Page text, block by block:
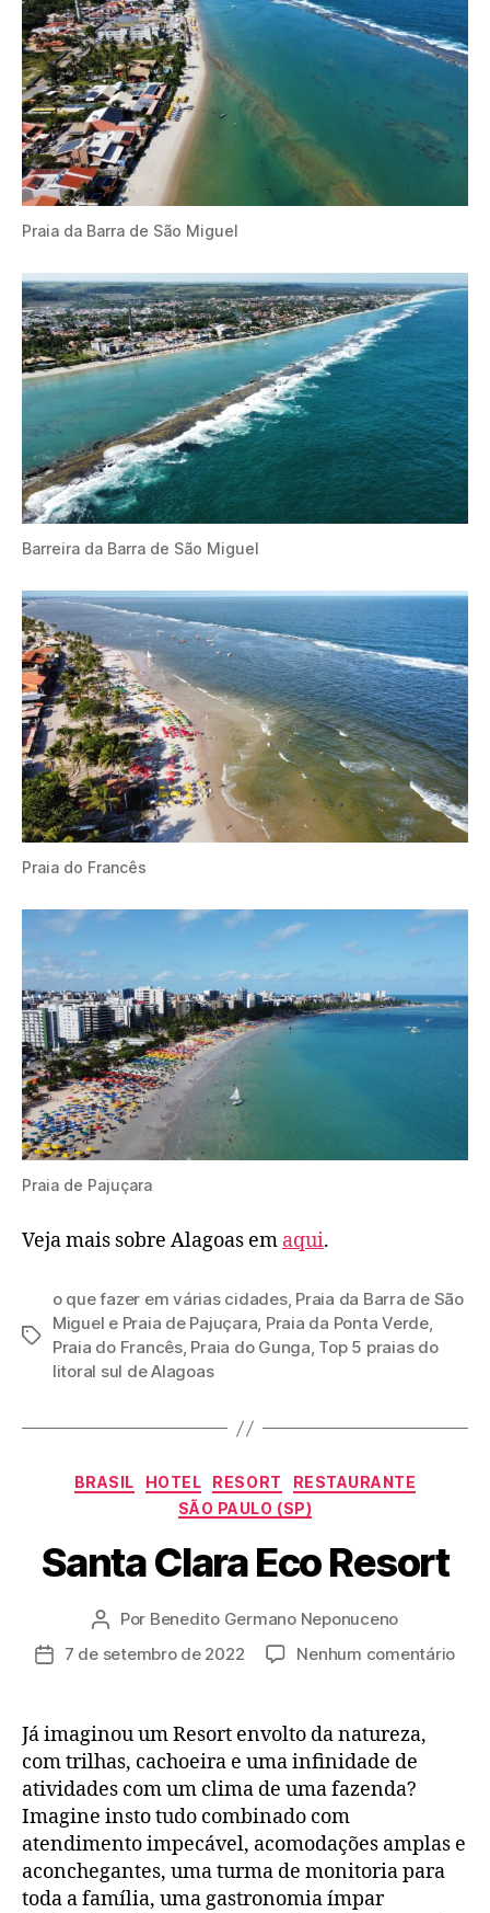
Praia da Barra de São Miguel
Barreira da Barra de São Miguel
Praia do Francês
Praia de Pajuçara
Veja mais sobre Alagoas em aqui.
Tags
o que fazer em várias cidades, Praia da Barra de São
Miguel e Praia de Pajuçara, Praia da Ponta Verde,
Praia do Francês, Praia do Gunga, Top 5 praias do
litoral sul de Alagoas
Categorias
BRASIL HOTEL RESORT
RESTAURANTE
SÃO PAULO (SP)
Santa Clara Eco Resort
Autor
Por Benedito Germano Neponuceno
Data7 de setembro de 2022 Nenhum comentárioem
Já imaginou um Resort envolto da natureza,
com trilhas, cachoeira e uma infinidade de
atividades com um clima de uma fazenda?
Imagine insto tudo combinado com
atendimento impecável, acomodações amplas e
aconchegantes, uma turma de monitoria para
toda a família, uma gastronomia ímpar